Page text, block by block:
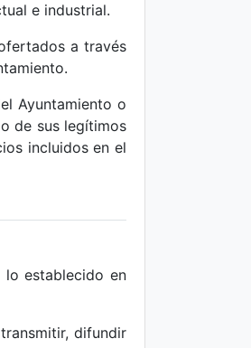
e industrial.
a través
Ayuntamiento o
de sus legítimos
incluidos en el
lo establecido en
difundir